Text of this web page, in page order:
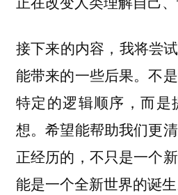
接下来的内容，我将尝
能带来的一些后果。不
特定的逻辑顺序，而是
想。希望能帮助我们更
正经历的，不只是一个
能是一个全新世界的诞生